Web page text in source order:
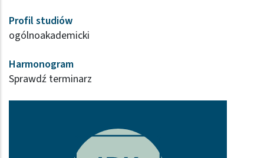
Profil studiów
ogólnoakademicki
Harmonogram
Sprawdź terminarz